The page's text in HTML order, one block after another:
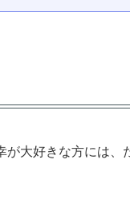
大好きな方には、